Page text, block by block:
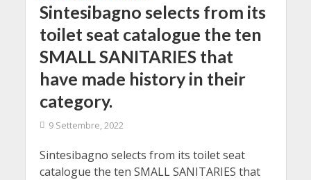
Sintesibagno selects from its
toilet seat catalogue the ten
SMALL SANITARIES that
have made history in their
category.
9 Settembre, 2022
Sintesibagno selects from its toilet seat
catalogue the ten SMALL SANITARIES that